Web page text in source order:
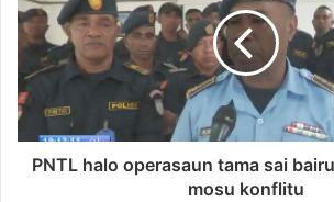
PNTL halo operasaun tama sai
mosu konflitu